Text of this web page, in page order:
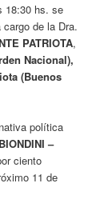
18:30 hs. se
de la Dra.
PATRIOTA,
Nacional),
(Buenos
política
–
ciento
11 de